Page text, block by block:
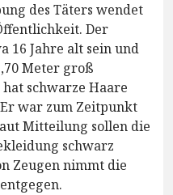
des Täters wendet
Der
16 Jahre alt sein und
Meter groß
schwarze Haare
war zum Zeitpunkt
Mitteilung sollen die
schwarz
Zeugen nimmt die